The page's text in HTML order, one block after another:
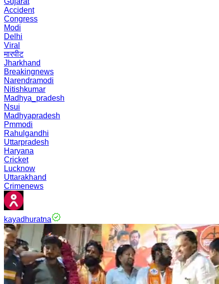
Accident
Congress
Modi
Delhi
Viral
मारपीट
Jharkhand
Breakingnews
Narendramodi
Nitishkumar
Madhya_pradesh
Nsui
Madhyapradesh
Pmmodi
Rahulgandhi
Uttarpradesh
Haryana
Cricket
Lucknow
Uttarakhand
Crimenews
kayadhuratna